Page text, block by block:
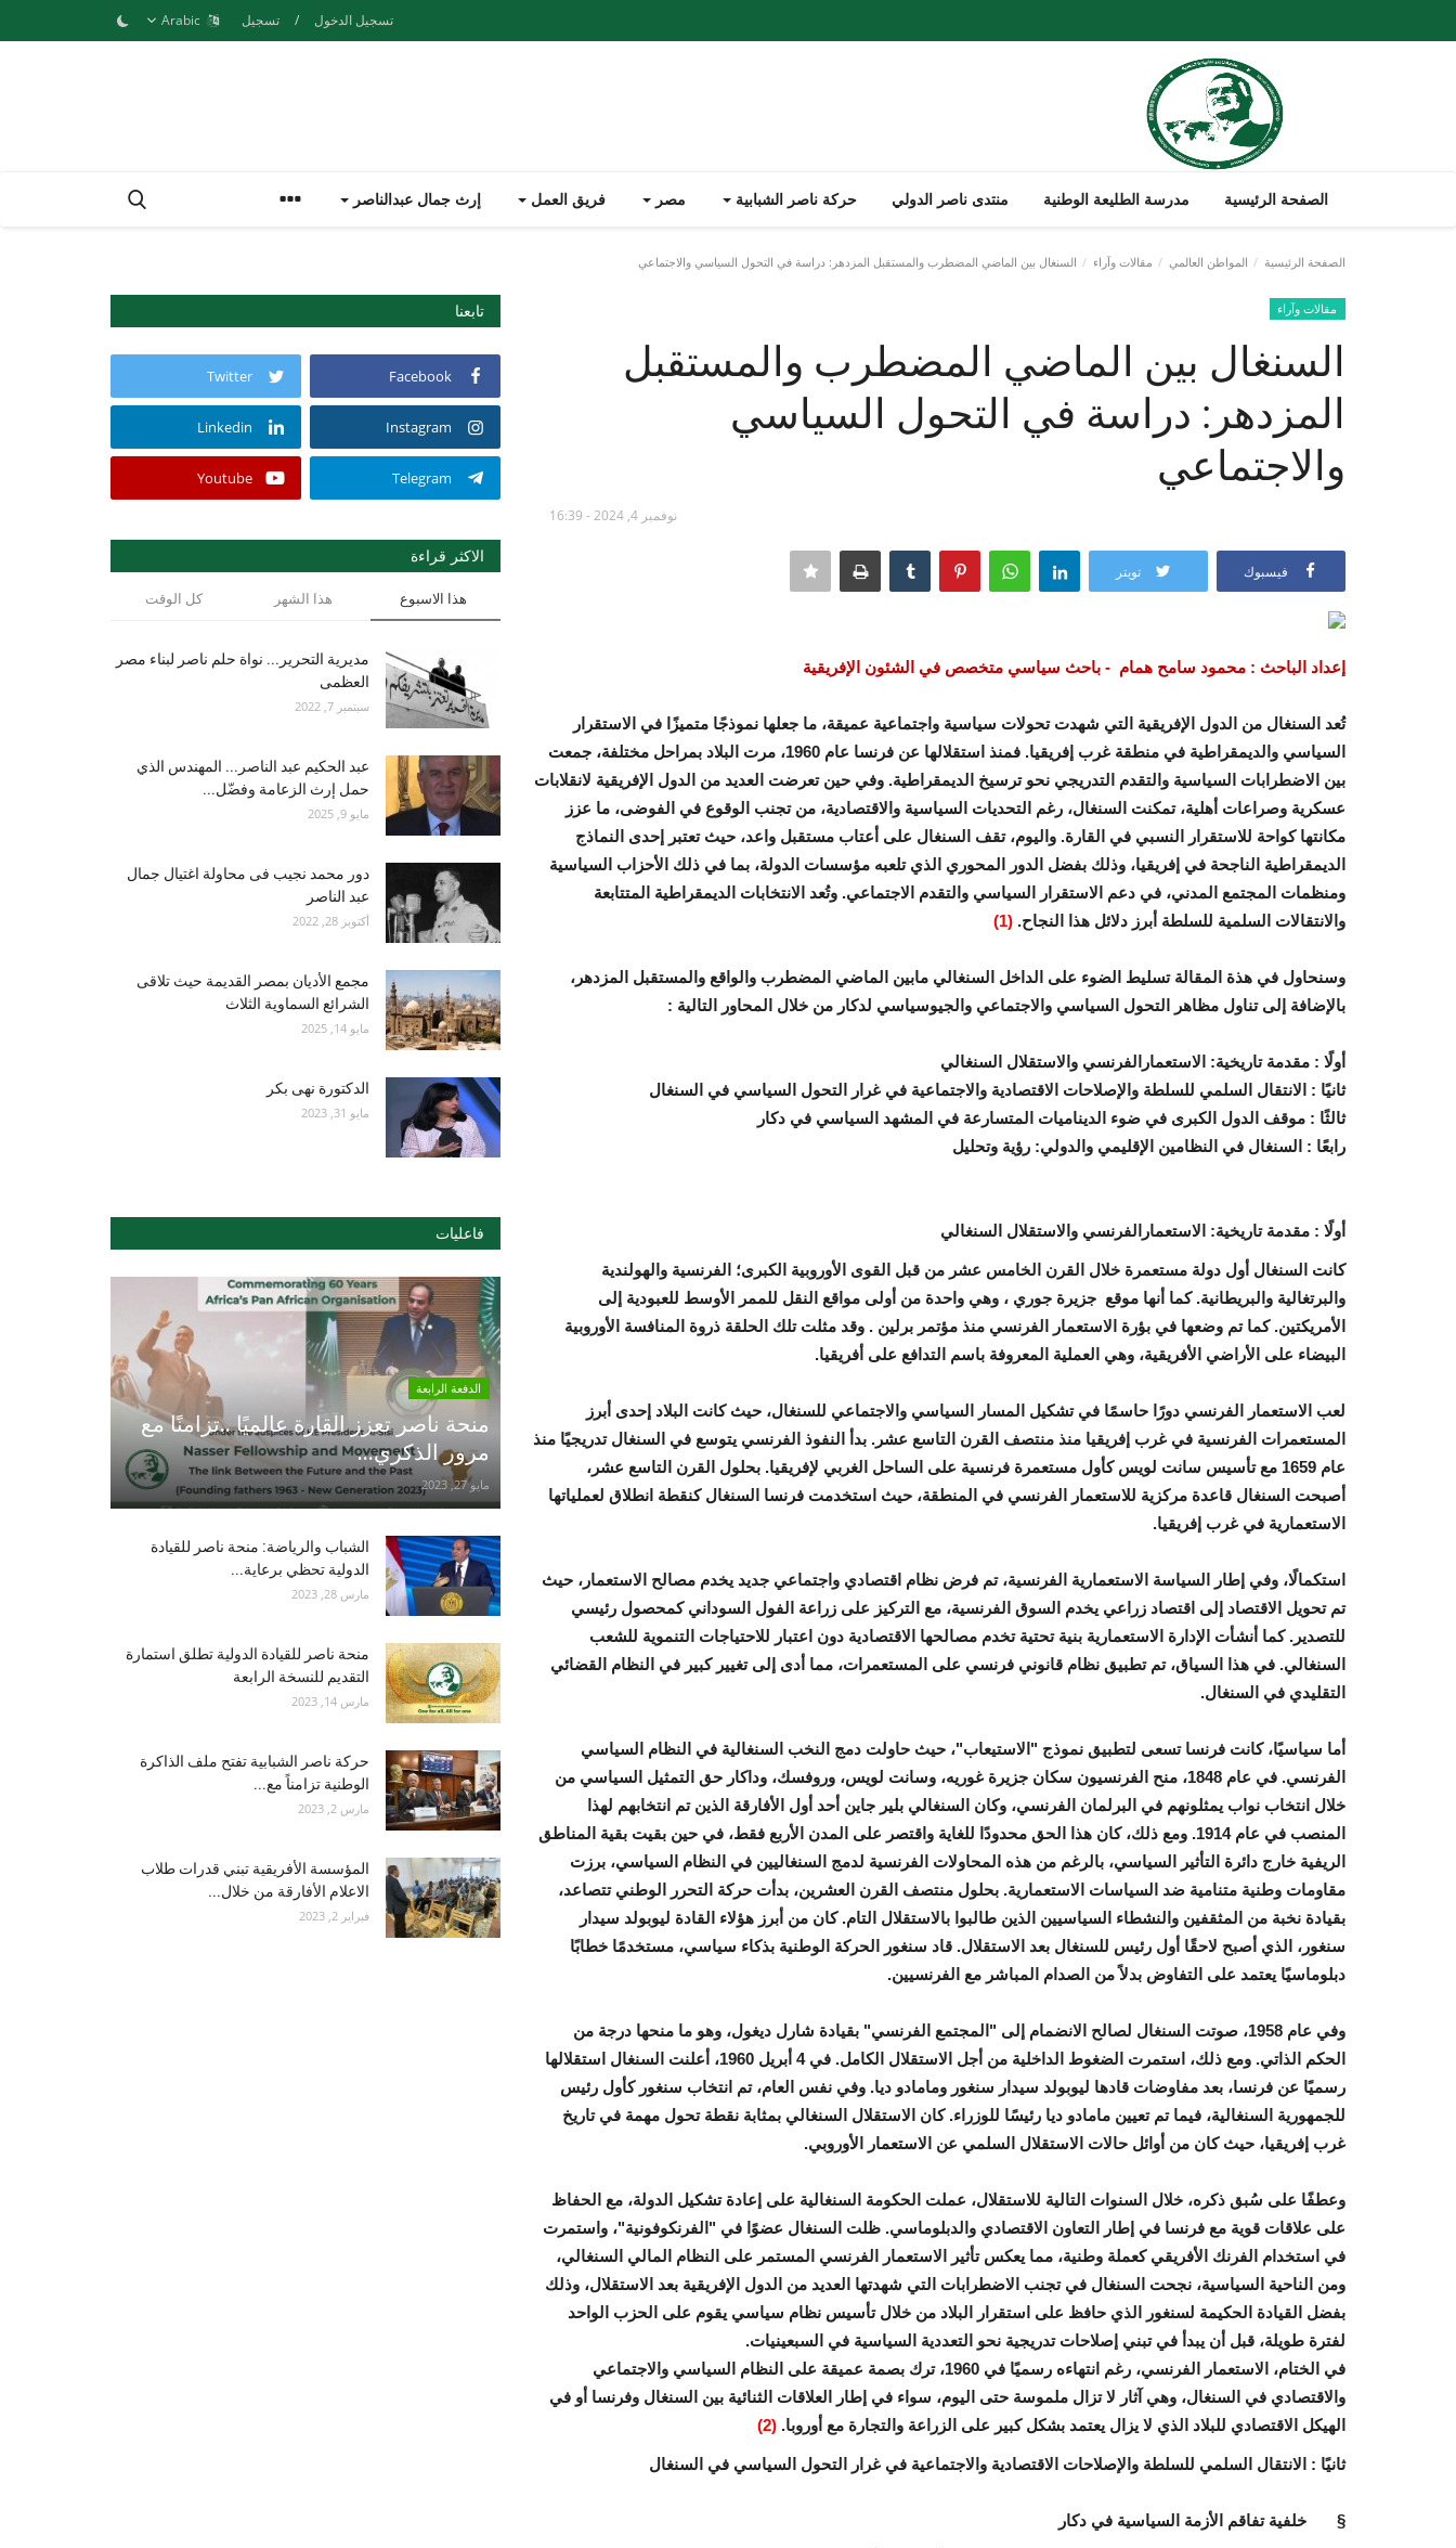
تسجيل الدخول / تسجيل
الصفحة الرئيسية مدرسة الطليعة الوطنية منتدى ناصر الدولي حركة ناصر الشبابية مصر فريق العمل إرث جمال عبدالناصر
الصفحة الرئيسية المواطن العالمي مقالات وآراء السنغال بين الماضي المضطرب والمستقبل المزدهر: دراسة في التحول السياسي والاجتماعي
مقالات وآراء
السنغال بين الماضي المضطرب والمستقبل
المزدهر: دراسة في التحول السياسي
والاجتماعي
نوفمبر 4, 2024 - 16:39
فيسبوك تويتر
إعداد الباحث : محمود سامح همام - باحث سياسي متخصص في الشئون الإفريقية
تُعد السنغال من الدول الإفريقية التي شهدت تحولات سياسية واجتماعية عميقة، ما جعلها نموذجًا متميزًا في الاستقرار
السياسي والديمقراطية في منطقة غرب إفريقيا. فمنذ استقلالها عن فرنسا عام 1960، مرت البلاد بمراحل مختلفة، جمعت
بين الاضطرابات السياسية والتقدم التدريجي نحو ترسيخ الديمقراطية. وفي حين تعرضت العديد من الدول الإفريقية لانقلابات
عسكرية وصراعات أهلية، تمكنت السنغال، رغم التحديات السياسية والاقتصادية، من تجنب الوقوع في الفوضى، ما عزز
مكانتها كواحة للاستقرار النسبي في القارة. واليوم، تقف السنغال على أعتاب مستقبل واعد، حيث تعتبر إحدى النماذج
الديمقراطية الناجحة في إفريقيا، وذلك بفضل الدور المحوري الذي تلعبه مؤسسات الدولة، بما في ذلك الأحزاب السياسية
ومنظمات المجتمع المدني، في دعم الاستقرار السياسي والتقدم الاجتماعي. وتُعد الانتخابات الديمقراطية المتتابعة
والانتقالات السلمية للسلطة أبرز دلائل هذا النجاح. (1)
وسنحاول في هذة المقالة تسليط الضوء على الداخل السنغالي مابين الماضي المضطرب والواقع والمستقبل المزدهر،
بالإضافة إلى تناول مظاهر التحول السياسي والاجتماعي والجيوسياسي لدكار من خلال المحاور التالية :
أولًا : مقدمة تاريخية: الاستعمارالفرنسي والاستقلال السنغالي
ثانيًا : الانتقال السلمي للسلطة والإصلاحات الاقتصادية والاجتماعية في غرار التحول السياسي في السنغال
ثالثًا : موقف الدول الكبرى في ضوء الديناميات المتسارعة في المشهد السياسي في دكار
رابعًا : السنغال في النظامين الإقليمي والدولي: رؤية وتحليل
أولًا : مقدمة تاريخية: الاستعمارالفرنسي والاستقلال السنغالي
كانت السنغال أول دولة مستعمرة خلال القرن الخامس عشر من قبل القوى الأوروبية الكبرى؛ الفرنسية والهولندية
والبرتغالية والبريطانية. كما أنها موقع جزيرة جوري ، وهي واحدة من أولى مواقع النقل للممر الأوسط للعبودية إلى
الأمريكتين. كما تم وضعها في بؤرة الاستعمار الفرنسي منذ مؤتمر برلين . وقد مثلت تلك الحلقة ذروة المنافسة الأوروبية
البيضاء على الأراضي الأفريقية، وهي العملية المعروفة باسم التدافع على أفريقيا.
لعب الاستعمار الفرنسي دورًا حاسمًا في تشكيل المسار السياسي والاجتماعي للسنغال، حيث كانت البلاد إحدى أبرز
المستعمرات الفرنسية في غرب إفريقيا منذ منتصف القرن التاسع عشر. بدأ النفوذ الفرنسي يتوسع في السنغال تدريجيًا منذ
عام 1659 مع تأسيس سانت لويس كأول مستعمرة فرنسية على الساحل الغربي لإفريقيا. بحلول القرن التاسع عشر،
أصبحت السنغال قاعدة مركزية للاستعمار الفرنسي في المنطقة، حيث استخدمت فرنسا السنغال كنقطة انطلاق لعملياتها
الاستعمارية في غرب إفريقيا.
استكمالًا، وفي إطار السياسة الاستعمارية الفرنسية، تم فرض نظام اقتصادي واجتماعي جديد يخدم مصالح الاستعمار، حيث
تم تحويل الاقتصاد إلى اقتصاد زراعي يخدم السوق الفرنسية، مع التركيز على زراعة الفول السوداني كمحصول رئيسي
للتصدير. كما أنشأت الإدارة الاستعمارية بنية تحتية تخدم مصالحها الاقتصادية دون اعتبار للاحتياجات التنموية للشعب
السنغالي. في هذا السياق، تم تطبيق نظام قانوني فرنسي على المستعمرات، مما أدى إلى تغيير كبير في النظام القضائي
التقليدي في السنغال.
أما سياسيًا، كانت فرنسا تسعى لتطبيق نموذج "الاستيعاب"، حيث حاولت دمج النخب السنغالية في النظام السياسي
الفرنسي. في عام 1848، منح الفرنسيون سكان جزيرة غوريه، وسانت لويس، وروفسك، وداكار حق التمثيل السياسي من
خلال انتخاب نواب يمثلونهم في البرلمان الفرنسي، وكان السنغالي بلير جاين أحد أول الأفارقة الذين تم انتخابهم لهذا
المنصب في عام 1914. ومع ذلك، كان هذا الحق محدودًا للغاية واقتصر على المدن الأربع فقط، في حين بقيت بقية المناطق
الريفية خارج دائرة التأثير السياسي، بالرغم من هذه المحاولات الفرنسية لدمج السنغاليين في النظام السياسي، برزت
مقاومات وطنية متنامية ضد السياسات الاستعمارية. بحلول منتصف القرن العشرين، بدأت حركة التحرر الوطني تتصاعد،
بقيادة نخبة من المثقفين والنشطاء السياسيين الذين طالبوا بالاستقلال التام. كان من أبرز هؤلاء القادة ليوبولد سيدار
سنغور، الذي أصبح لاحقًا أول رئيس للسنغال بعد الاستقلال. قاد سنغور الحركة الوطنية بذكاء سياسي، مستخدمًا خطابًا
دبلوماسيًا يعتمد على التفاوض بدلاً من الصدام المباشر مع الفرنسيين.
وفي عام 1958، صوتت السنغال لصالح الانضمام إلى "المجتمع الفرنسي" بقيادة شارل ديغول، وهو ما منحها درجة من
الحكم الذاتي. ومع ذلك، استمرت الضغوط الداخلية من أجل الاستقلال الكامل. في 4 أبريل 1960، أعلنت السنغال استقلالها
رسميًا عن فرنسا، بعد مفاوضات قادها ليوبولد سيدار سنغور ومامادو ديا. وفي نفس العام، تم انتخاب سنغور كأول رئيس
للجمهورية السنغالية، فيما تم تعيين مامادو ديا رئيسًا للوزراء. كان الاستقلال السنغالي بمثابة نقطة تحول مهمة في تاريخ
غرب إفريقيا، حيث كان من أوائل حالات الاستقلال السلمي عن الاستعمار الأوروبي.
وعطفًا على سُبق ذكره، خلال السنوات التالية للاستقلال، عملت الحكومة السنغالية على إعادة تشكيل الدولة، مع الحفاظ
على علاقات قوية مع فرنسا في إطار التعاون الاقتصادي والدبلوماسي. ظلت السنغال عضوًا في "الفرنكوفونية"، واستمرت
في استخدام الفرنك الأفريقي كعملة وطنية، مما يعكس تأثير الاستعمار الفرنسي المستمر على النظام المالي السنغالي،
ومن الناحية السياسية، نجحت السنغال في تجنب الاضطرابات التي شهدتها العديد من الدول الإفريقية بعد الاستقلال، وذلك
بفضل القيادة الحكيمة لسنغور الذي حافظ على استقرار البلاد من خلال تأسيس نظام سياسي يقوم على الحزب الواحد
لفترة طويلة، قبل أن يبدأ في تبني إصلاحات تدريجية نحو التعددية السياسية في السبعينيات.
في الختام، الاستعمار الفرنسي، رغم انتهاءه رسميًا في 1960، ترك بصمة عميقة على النظام السياسي والاجتماعي
والاقتصادي في السنغال، وهي آثار لا تزال ملموسة حتى اليوم، سواء في إطار العلاقات الثنائية بين السنغال وفرنسا أو في
الهيكل الاقتصادي للبلاد الذي لا يزال يعتمد بشكل كبير على الزراعة والتجارة مع أوروبا. (2)
ثانيًا : الانتقال السلمي للسلطة والإصلاحات الاقتصادية والاجتماعية في غرار التحول السياسي في السنغال
§ خلفية تفاقم الأزمة السياسية في دكار
تابعنا
Facebook
Twitter
Instagram
Linkedin
Telegram
Youtube
الاكثر قراءة
هذا الاسبوع هذا الشهر كل الوقت
مديرية التحرير... نواة حلم ناصر لبناء مصر
العظمى
سبتمبر 7, 2022
عبد الحكيم عبد الناصر... المهندس الذي
حمل إرث الزعامة وفضّل...
مايو 9, 2025
دور محمد نجيب فى محاولة اغتيال جمال
عبد الناصر
أكتوبر 28, 2022
مجمع الأديان بمصر القديمة حيث تلاقى
الشرائع السماوية الثلاث
مايو 14, 2025
الدكتورة نهى بكر
مايو 31, 2023
فاعليات
الدفعة الرابعة
منحة ناصر تعزز القارة عالميًا ..تزامنًا مع
مرور الذكري...
مايو 27, 2023
الشباب والرياضة: منحة ناصر للقيادة
الدولية تحظي برعاية...
مارس 28, 2023
منحة ناصر للقيادة الدولية تطلق استمارة
التقديم للنسخة الرابعة
مارس 14, 2023
حركة ناصر الشبابية تفتح ملف الذاكرة
الوطنية تزامناً مع...
مارس 2, 2023
المؤسسة الأفريقية تبني قدرات طلاب
الاعلام الأفارقة من خلال...
فبراير 2, 2023